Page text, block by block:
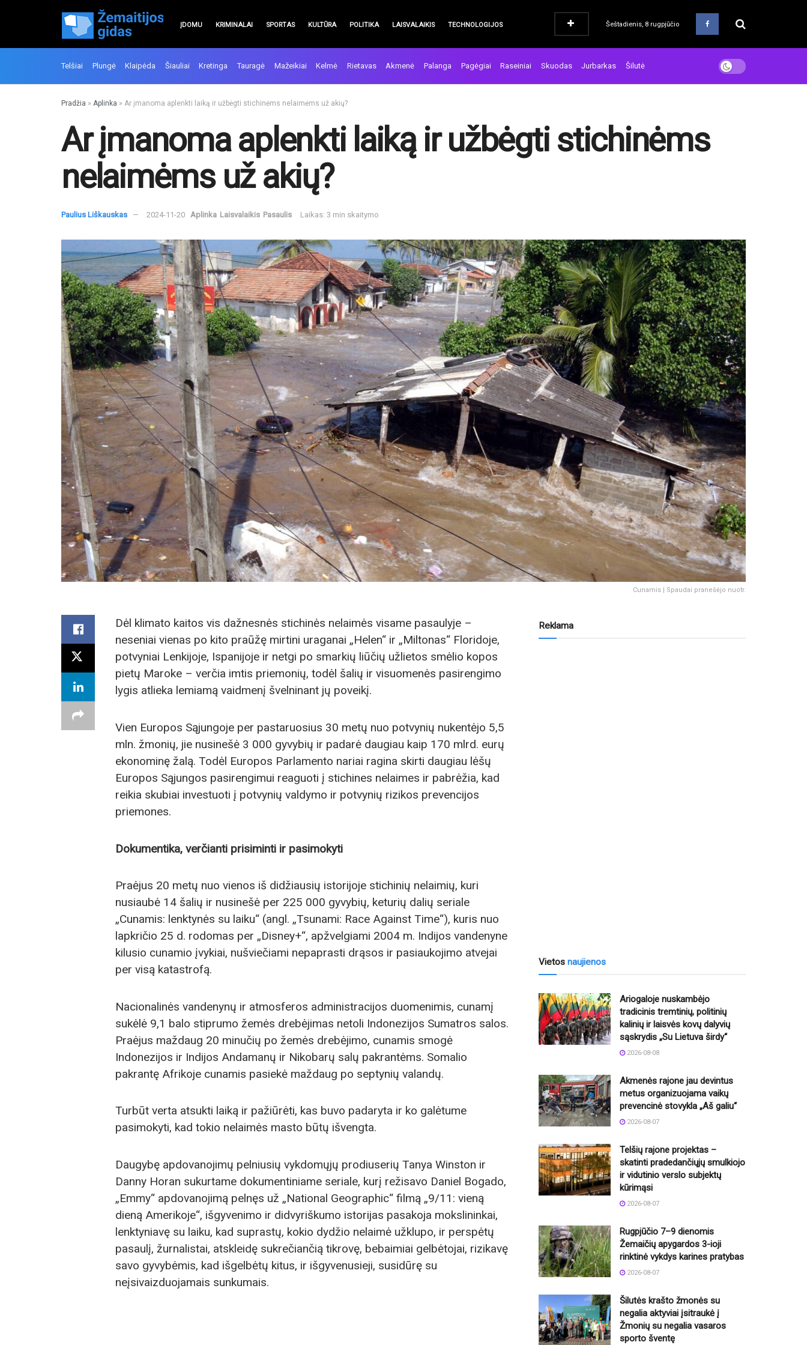
ĮDOMU KRIMINALAI SPORTAS KULTŪRA POLITIKA LAISVALAIKIS TECHNOLOGIJOS Šeštadienis, 8 rugpjūčio
Telšiai Plungė Klaipėda Šiauliai Kretinga Tauragė Mažeikiai Kelmė Rietavas Akmenė Palanga Pagėgiai Raseiniai Skuodas Jurbarkas Šilutė
Pradžia » Aplinka » Ar įmanoma aplenkti laiką ir užbėgti stichinėms nelaimėms už akių?
Ar įmanoma aplenkti laiką ir užbėgti stichinėms
nelaimėms už akių?
Paulius Liškauskas 2024-11-20 Aplinka Laisvalaikis Pasaulis Laikas: 3 min skaitymo
Cunamis | Spaudai pranešėjo nuotr.
Dėl klimato kaitos vis dažnesnės stichinės nelaimės visame pasaulyje –
neseniai vienas po kito praūžę mirtini uraganai „Helen“ ir „Miltonas“ Floridoje,
potvyniai Lenkijoje, Ispanijoje ir netgi po smarkių liūčių užlietos smėlio kopos
pietų Maroke – verčia imtis priemonių, todėl šalių ir visuomenės pasirengimo
lygis atlieka lemiamą vaidmenį švelninant jų poveikį.
Vien Europos Sąjungoje per pastaruosius 30 metų nuo potvynių nukentėjo 5,5
mln. žmonių, jie nusinešė 3 000 gyvybių ir padarė daugiau kaip 170 mlrd. eurų
ekonominę žalą. Todėl Europos Parlamento nariai ragina skirti daugiau lėšų
Europos Sąjungos pasirengimui reaguoti į stichines nelaimes ir pabrėžia, kad
reikia skubiai investuoti į potvynių valdymo ir potvynių rizikos prevencijos
priemones.
Dokumentika, verčianti prisiminti ir pasimokyti
Praėjus 20 metų nuo vienos iš didžiausių istorijoje stichinių nelaimių, kuri
nusiaubė 14 šalių ir nusinešė per 225 000 gyvybių, keturių dalių seriale
„Cunamis: lenktynės su laiku“ (angl. „Tsunami: Race Against Time“), kuris nuo
lapkričio 25 d. rodomas per „Disney+“, apžvelgiami 2004 m. Indijos vandenyne
kilusio cunamio įvykiai, nušviečiami nepaprasti drąsos ir pasiaukojimo atvejai
per visą katastrofą.
Nacionalinės vandenynų ir atmosferos administracijos duomenimis, cunamį
sukėlė 9,1 balo stiprumo žemės drebėjimas netoli Indonezijos Sumatros salos.
Praėjus maždaug 20 minučių po žemės drebėjimo, cunamis smogė
Indonezijos ir Indijos Andamanų ir Nikobarų salų pakrantėms. Somalio
pakrantę Afrikoje cunamis pasiekė maždaug po septynių valandų.
Turbūt verta atsukti laiką ir pažiūrėti, kas buvo padaryta ir ko galėtume
pasimokyti, kad tokio nelaimės masto būtų išvengta.
Daugybę apdovanojimų pelniusių vykdomųjų prodiuserių Tanya Winston ir
Danny Horan sukurtame dokumentiniame seriale, kurį režisavo Daniel Bogado,
„Emmy“ apdovanojimą pelnęs už „National Geographic“ filmą „9/11: vieną
dieną Amerikoje“, išgyvenimo ir didvyriškumo istorijas pasakoja mokslininkai,
lenktyniavę su laiku, kad suprastų, kokio dydžio nelaimė užklupo, ir perspėtų
pasaulį, žurnalistai, atskleidę sukrečiančią tikrovę, bebaimiai gelbėtojai, rizikavę
savo gyvybėmis, kad išgelbėtų kitus, ir išgyvenusieji, susidūrę su
neįsivaizduojamais sunkumais.
Reklama
Vietos naujienos
Ariogaloje nuskambėjo
tradicinis tremtinių, politinių
kalinių ir laisvės kovų dalyvių
sąskrydis „Su Lietuva širdy“
2026-08-08
Akmenės rajone jau devintus
metus organizuojama vaikų
prevencinė stovykla „Aš galiu“
2026-08-07
Telšių rajone projektas –
skatinti pradedančiųjų smulkiojo
ir vidutinio verslo subjektų
kūrimąsi
2026-08-07
Rugpjūčio 7–9 dienomis
Žemaičių apygardos 3-ioji
rinktinė vykdys karines pratybas
2026-08-07
Šilutės krašto žmonės su
negalia aktyviai įsitraukė į
Žmonių su negalia vasaros
sporto šventę